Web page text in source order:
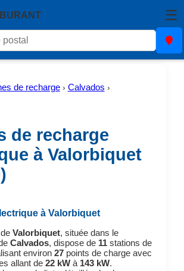
☰
de recharge› Calvados ›
de recharge
à Valorbiquet
à Valorbiquet
Valorbiquet, située dans le
Calvados, dispose de 11stations de
environ 27points de charge avec
allant de 22 kWà 143 kW.